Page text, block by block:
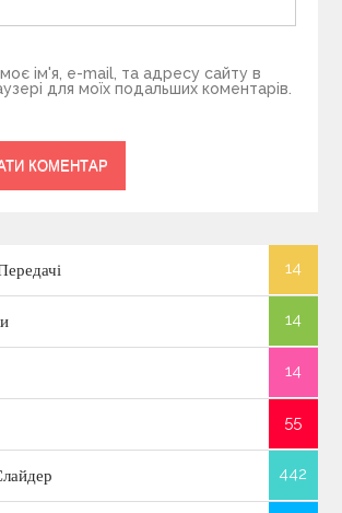
ім'я, e-mail, та адресу сайту в
для моїх подальших коментарів.
14
14
14
55
442